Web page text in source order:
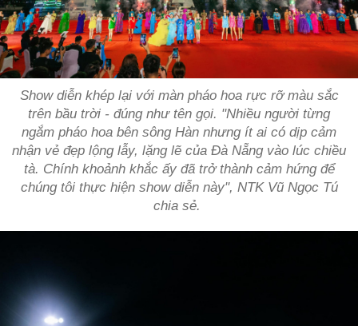
Show diễn khép lại với màn pháo hoa rực rỡ màu sắc
trên bầu trời - đúng như tên gọi. "Nhiều người từng
ngắm pháo hoa bên sông Hàn nhưng ít ai có dịp cảm
nhận vẻ đẹp lộng lẫy, lặng lẽ của Đà Nẵng vào lúc chiều
tà. Chính khoảnh khắc ấy đã trở thành cảm hứng để
chúng tôi thực hiện show diễn này", NTK Vũ Ngọc Tú
chia sẻ.